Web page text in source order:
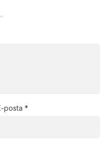
posta*